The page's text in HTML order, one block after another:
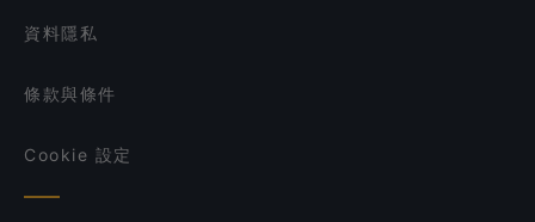
資料隱私
條款與條件
Cookie 設定